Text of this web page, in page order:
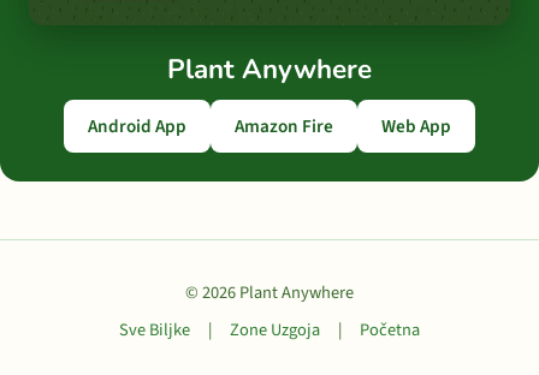
Plant Anywhere
Android App Amazon Fire Web App
© 2026 Plant Anywhere
Sve Biljke
| Zone Uzgoja | Početna